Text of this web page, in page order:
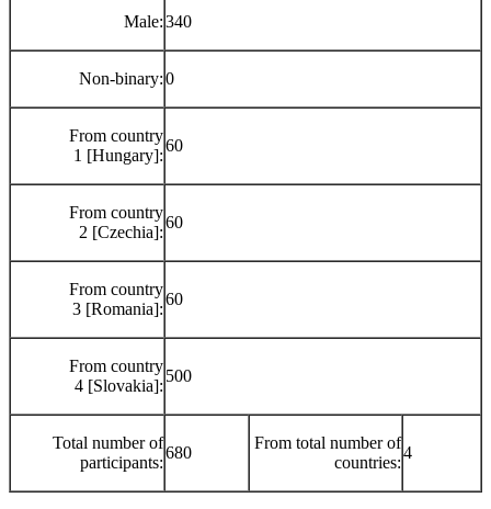
Male:340
Non-binary:0
From country
1 [Hungary]:
60
From country
2 [Czechia]:
60
From country
3 [Romania]:
60
From country
4 [Slovakia]:
500
Total number of
participants:
680
From total number of
countries:
4